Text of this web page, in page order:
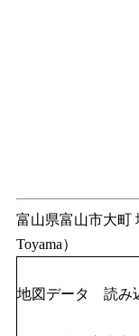
富山県富山市大町
Toyama）
地図データ 読み